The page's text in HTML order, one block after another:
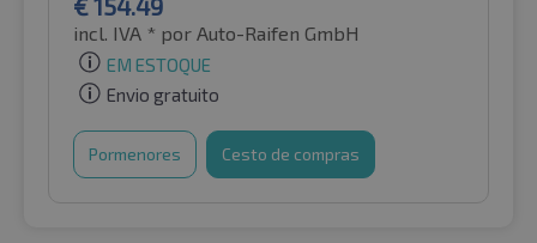
incl. IVA * por Auto-Raifen GmbH
EM ESTOQUE
Envio gratuito
Pormenores Cesto de compras